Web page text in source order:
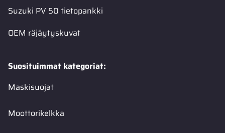
Suzuki PV 50 tietopankki
OEM räjäytyskuvat
Suosituimmat kategoriat:
Maskisuojat
Moottorikelkka